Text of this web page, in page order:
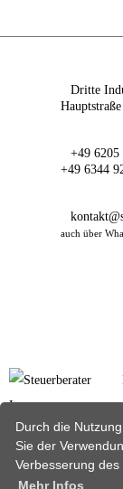
Durch die
Sie der
Verbesserung des
Mehr Infos
Dritte
+49 6205
+49 6344
auch über